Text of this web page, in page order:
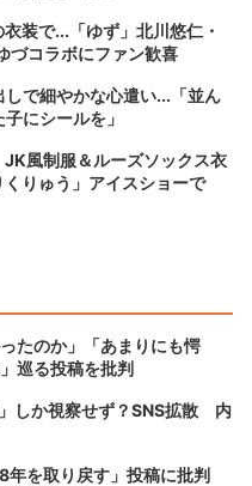
装で...「ゆず」北川悠仁・
コラボにファン歓喜
で細やかな心遣い...「並ん
にシールを」
JK風制服＆ルーズソックス衣
りゅう」アイスショーで
たのか」「あまりにも愕
巡る投稿を批判
しか視察せず？SNS拡散 内
年を取り戻す」投稿に批判